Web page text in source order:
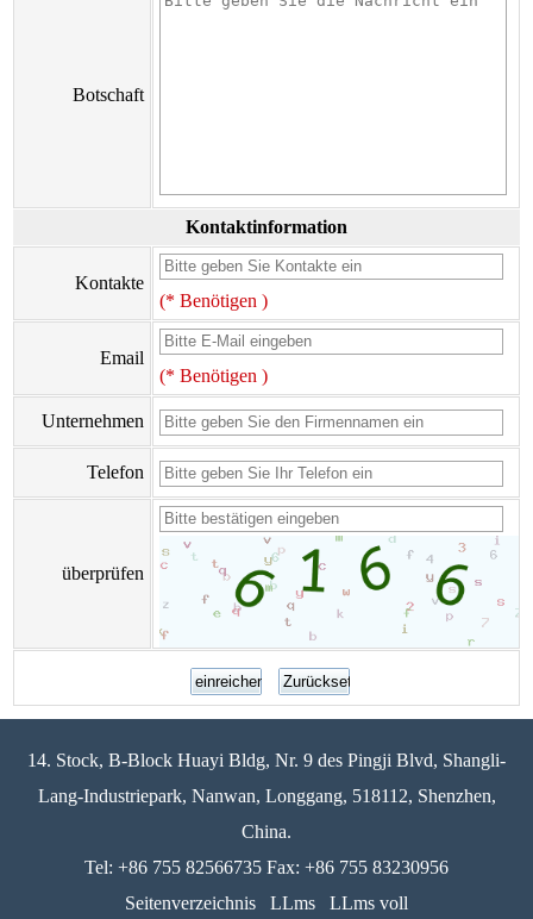
Botschaft
Kontaktinformation
Kontakte
(* Benötigen )
Email
(* Benötigen )
Unternehmen
Telefon
überprüfen
14. Stock, B-Block Huayi Bldg, Nr. 9 des Pingji Blvd, Shangli-
Lang-Industriepark, Nanwan, Longgang, 518112, Shenzhen,
China.
Tel: +86 755 82566735 Fax: +86 755 83230956
Seitenverzeichnis
LLms LLms voll